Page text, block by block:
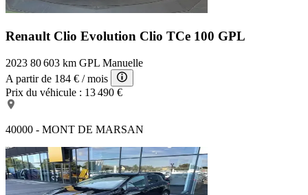
Renault Clio Evolution Clio TCe 100 GPL
2023 80 603 km GPL Manuelle
A partir de 184 € / mois
Prix du véhicule : 13 490 €
40000 - MONT DE MARSAN